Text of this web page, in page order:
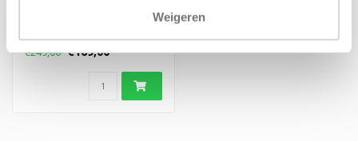
Weigeren
€249,00 €169,00